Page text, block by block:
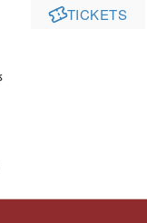
TICKETS